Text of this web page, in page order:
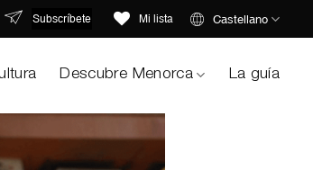
Subscríbete Mi lista Castellano
Descubre Menorca La guía